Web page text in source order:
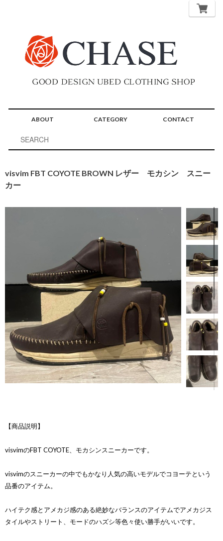
ABOUT CATEGORY CONTACT
visvim FBT COYOTE BROWN レザー モカシン スニー
カー
【商品説明】
visvimのFBT COYOTE、モカシンスニーカーです。
visvimのスニーカーの中でもかなり人気の高いモデルでコヨーテという
品番のアイテム。
ハイテク感とアメカジ感のある絶妙なバランスのアイテムでアメカジス
タイルやストリート、モードのハズシ等色々使い勝手がいいです。